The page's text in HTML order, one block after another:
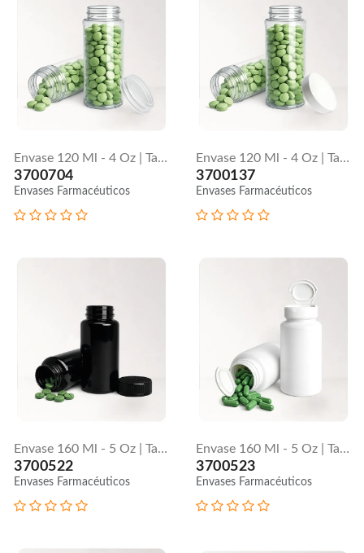
Envase 120 Ml - 4 Oz | Tapa Flip Top
3700704
Envases Farmacéuticos
Envase 120 Ml - 4 Oz | Tapa Lisa
3700137
Envases Farmacéuticos
Envase 160 Ml - 5 Oz | Tapa Push Down
3700522
Envases Farmacéuticos
Envase 160 Ml - 5 Oz | Tapa Flip Top
3700523
Envases Farmacéuticos